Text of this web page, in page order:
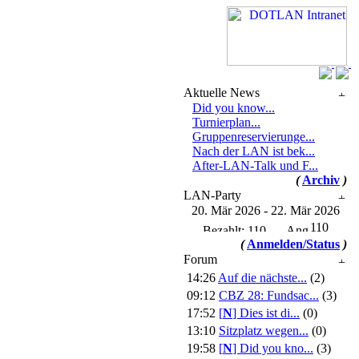
Aktuelle News
Did you know...
Turnierplan...
Gruppenreservierunge...
Nach der LAN ist bek...
After-LAN-Talk und F...
( Archiv )
LAN-Party
20. Mär 2026 - 22. Mär 2026
110
( Anmelden/Status )
Forum
14:26 Auf die nächste... (2)
09:12 CBZ 28: Fundsac... (3)
17:52 [N] Dies ist di... (0)
13:10 Sitzplatz wegen... (0)
19:58 [N] Did you kno... (3)